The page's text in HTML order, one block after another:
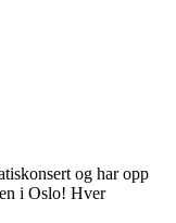
og har opp
i Oslo! Hver